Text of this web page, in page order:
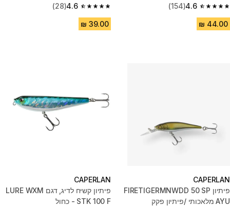
4.6
4.6 out of 5 stars from 154 reviews
(154)
4.6
4.6 out of 5 stars from 28 reviews
(28)
CAPERLAN
פיתיון FIRETIGERMNWDD 50 SP
AYU מלאכותי /פיתיון פקק
CAPERLAN
פיתיון קשיח לדיג, דגם LURE WXM
STK 100 F - כחול